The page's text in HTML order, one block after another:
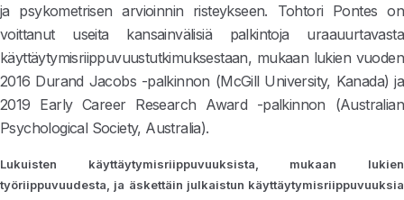
ja psykometrisen arvioinnin risteykseen. Tohtori Pontes on
voittanut useita kansainvälisiä palkintoja uraauurtavasta
käyttäytymisriippuvuustutkimuksestaan, mukaan lukien vuoden
2016 Durand Jacobs -palkinnon (McGill University, Kanada) ja
2019 Early Career Research Award -palkinnon (Australian
Psychological Society, Australia).
Lukuisten käyttäytymisriippuvuuksista, mukaan lukien
työriippuvuudesta, ja äskettäin julkaistun käyttäytymisriippuvuuksia